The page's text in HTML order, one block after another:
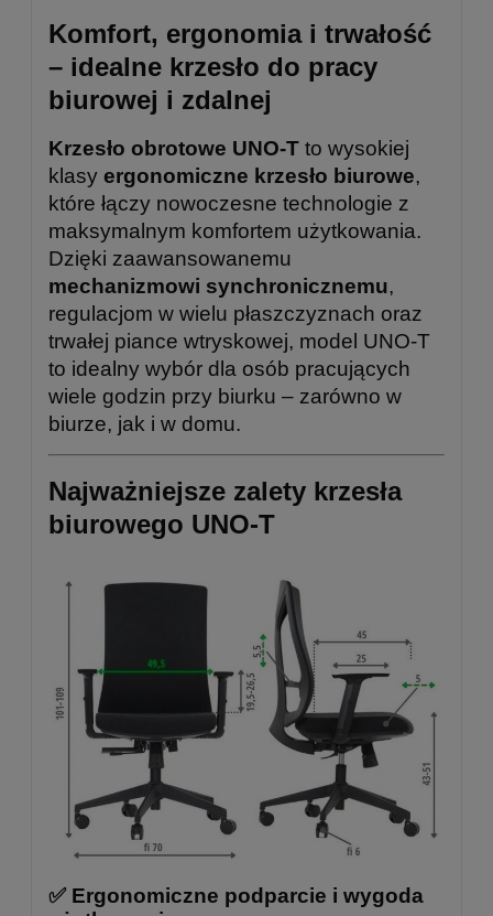
Komfort, ergonomia i trwałość
– idealne krzesło do pracy
biurowej i zdalnej
Krzesło obrotowe UNO-T to wysokiej
klasy ergonomiczne krzesło biurowe,
które łączy nowoczesne technologie z
maksymalnym komfortem użytkowania.
Dzięki zaawansowanemu
mechanizmowi synchronicznemu,
regulacjom w wielu płaszczyznach oraz
trwałej piance wtryskowej, model UNO-T
to idealny wybór dla osób pracujących
wiele godzin przy biurku – zarówno w
biurze, jak i w domu.
Najważniejsze zalety krzesła
biurowego UNO-T
✅ Ergonomiczne podparcie i wygoda